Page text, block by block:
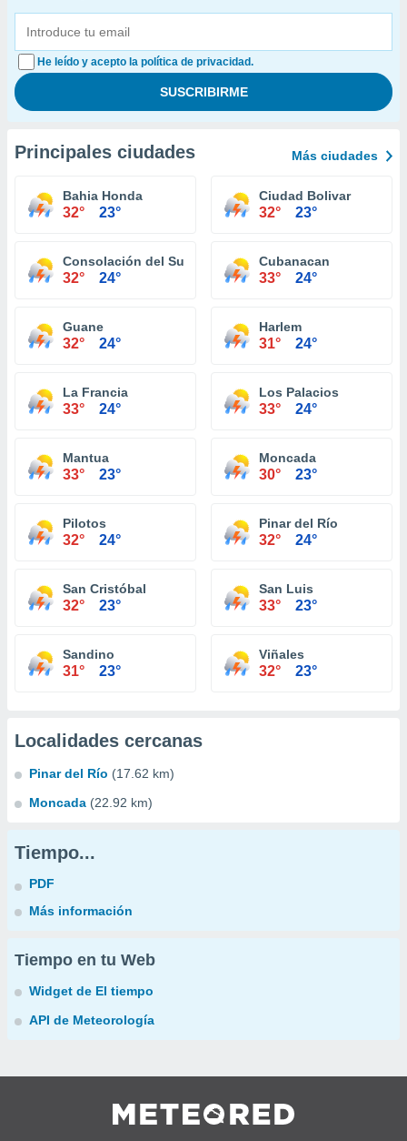
He leído y acepto la política de privacidad.
Principales ciudades Más ciudades
Bahia Honda
32° 23°
Ciudad Bolivar
32° 23°
Consolación del Sur
32° 24°
Cubanacan
33° 24°
Guane
32° 24°
Harlem
31° 24°
La Francia
33° 24°
Los Palacios
33° 24°
Mantua
33° 23°
Moncada
30° 23°
Pilotos
32° 24°
Pinar del Río
32° 24°
San Cristóbal
32° 23°
San Luis
33° 23°
Sandino
31° 23°
Viñales
32° 23°
Localidades cercanas
Pinar del Río (17.62 km)
Moncada (22.92 km)
Tiempo...
PDF
Más información
Tiempo en tu Web
Widget de El tiempo
API de Meteorología